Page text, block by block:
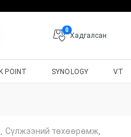
0
Хадгалсан
POINT SYNOLOGY VT
, Сүлжээний төхөөрөмж,